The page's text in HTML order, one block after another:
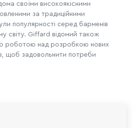
своїми високоякісними
за традиційними
популярності серед барменів
світу. Giffard відомий також
роботою над розробкою нових
щоб задовольнити потреби